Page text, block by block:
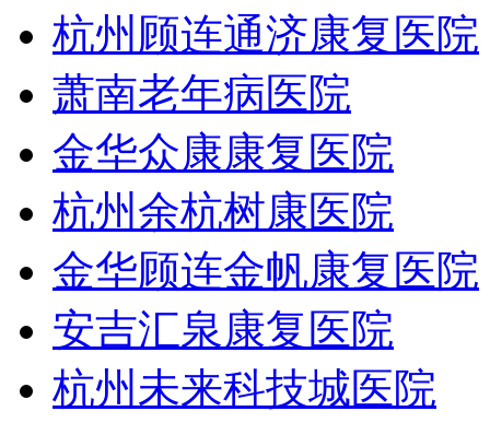
杭州顾连通济康复医院
萧南老年病医院
金华众康康复医院
杭州余杭树康医院
金华顾连金帆康复医院
安吉汇泉康复医院
杭州未来科技城医院